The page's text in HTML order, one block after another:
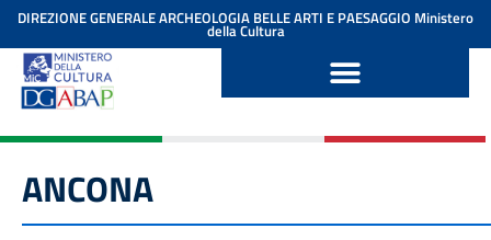
contenuto
DIREZIONE GENERALE ARCHEOLOGIA BELLE ARTI E PAESAGGIO Ministero
della Cultura
ANCONA